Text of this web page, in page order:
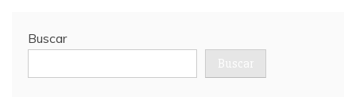
Buscar
Buscar